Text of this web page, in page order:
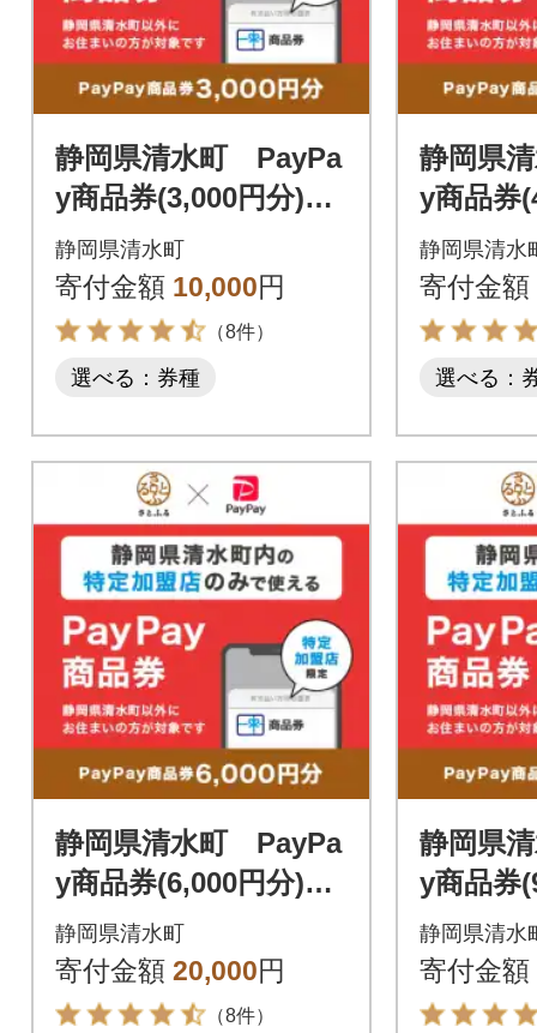
静岡県清水町 PayPa
y商品券(3,000円分)※
地域内の一部の加盟店
のみで利用可
静岡県清水町
寄付金額 10,000円
（8件）
選べる：券種
静岡県
y商品券
地域内
のみで
静岡県清水
寄付金額
選べる：
静岡県清水町 PayPa
y商品券(6,000円分)※
地域内の一部の加盟店
のみで利用可
静岡県清水町
寄付金額 20,000円
（8件）
静岡県
y商品券
地域内
のみで
静岡県清水
寄付金額